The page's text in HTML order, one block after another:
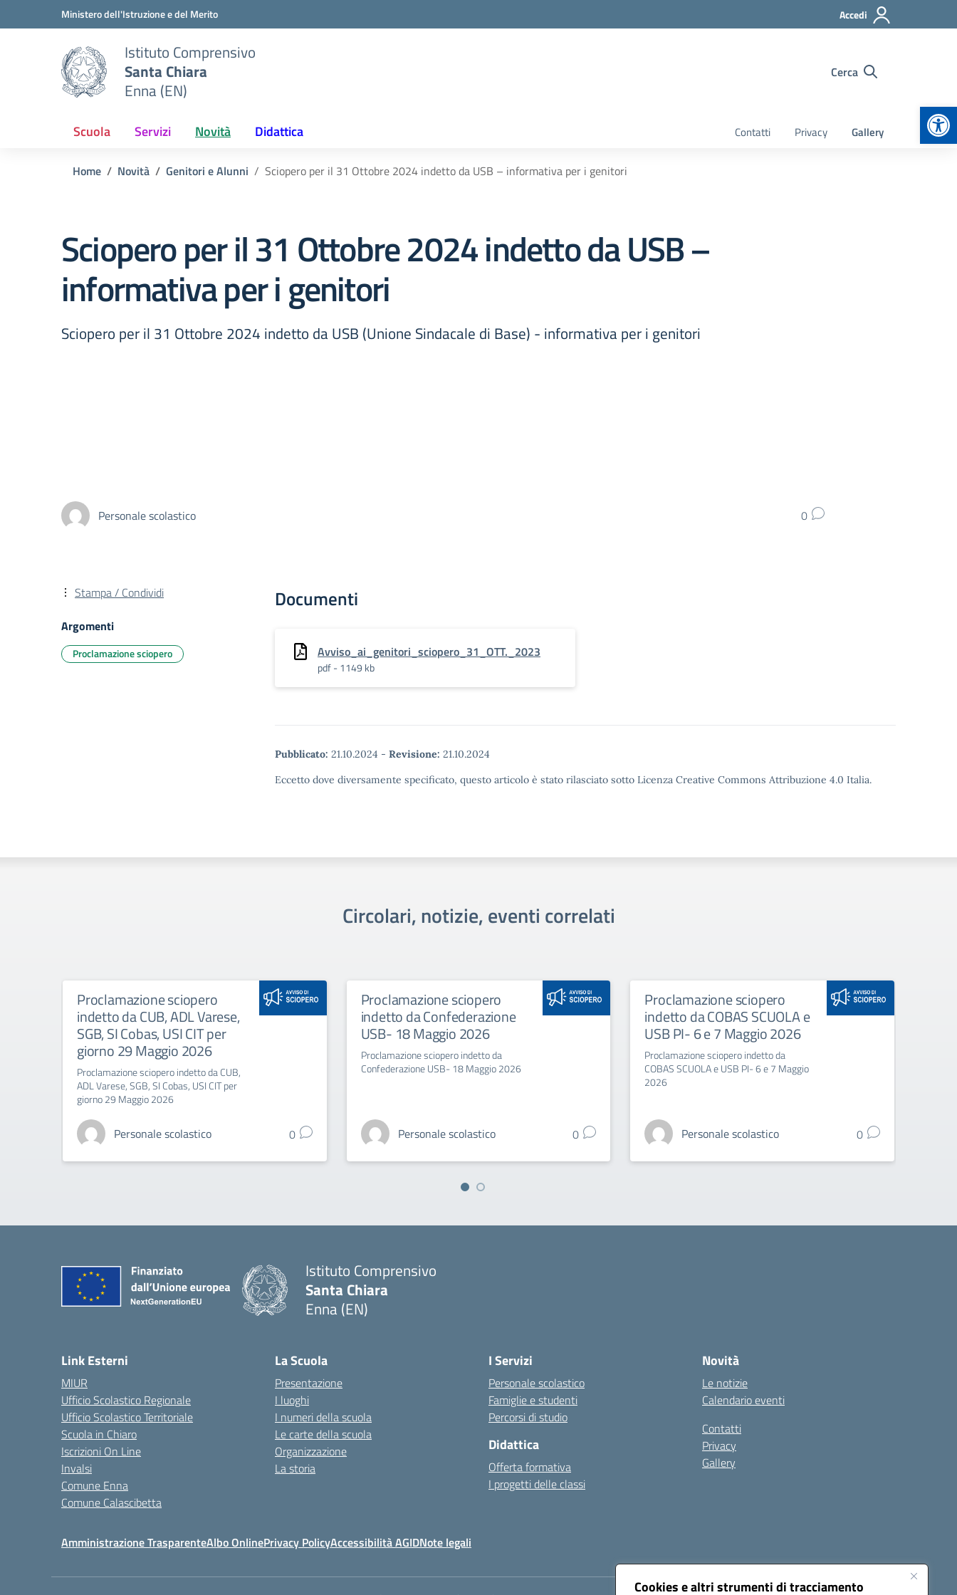
Cookies e altri strumenti di tracciamento
Vai ai contenuti
Vai al menu di navigazioneMinistero dell'Istruzione e del Merito Accedi
Istituto Comprensivo
Santa Chiara
Enna (EN)
Cerca
Scuola Servizi Novità Didattica Contatti Privacy Gallery
Home Novità Genitori e Alunni Sciopero per il 31 Ottobre 2024 indetto da USB – informativa per i genitori
Sciopero per il 31 Ottobre 2024 indetto da USB –
informativa per i genitori
Sciopero per il 31 Ottobre 2024 indetto da USB (Unione Sindacale di Base) - informativa per i genitori
Personale scolastico 0
Documenti
Avviso_ai_genitori_sciopero_31_OTT._2023
pdf - 1149 kb
Pubblicato: 21.10.2024 - Revisione: 21.10.2024
Eccetto dove diversamente specificato, questo articolo è stato rilasciato sotto Licenza Creative Commons Attribuzione 4.0 Italia.
Stampa / Condividi
Argomenti
Proclamazione sciopero
Circolari, notizie, eventi correlati
Proclamazione sciopero
indetto da CUB, ADL Varese,
SGB, SI Cobas, USI CIT per
giorno 29 Maggio 2026
Proclamazione sciopero indetto da CUB,
ADL Varese, SGB, SI Cobas, USI CIT per
giorno 29 Maggio 2026
Personale scolastico 0
Proclamazione sciopero
indetto da Confederazione
USB- 18 Maggio 2026
Proclamazione sciopero indetto da
Confederazione USB- 18 Maggio 2026
Personale scolastico 0
Proclamazione sciopero
indetto da COBAS SCUOLA e
USB PI- 6 e 7 Maggio 2026
Proclamazione sciopero indetto da
COBAS SCUOLA e USB PI- 6 e 7 Maggio
2026
Personale scolastico 0
Istituto Comprensivo
Santa Chiara
Enna (EN)
Link Esterni
MIUR
Ufficio Scolastico Regionale
Ufficio Scolastico Territoriale
Scuola in Chiaro
Iscrizioni On Line
Invalsi
Comune Enna
Comune Calascibetta
La Scuola
Presentazione
I luoghi
I numeri della scuola
Le carte della scuola
Organizzazione
La storia
I Servizi
Personale scolastico
Famiglie e studenti
Percorsi di studio
Didattica
Offerta formativa
I progetti delle classi
Novità
Le notizie
Calendario eventi
Contatti
Privacy
Gallery
Amministrazione TrasparenteAlbo OnlinePrivacy PolicyAccessibilità AGIDNote legali